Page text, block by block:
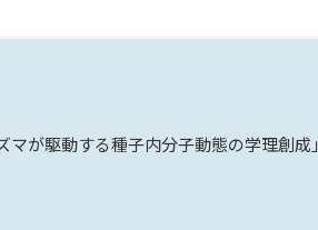
が駆動する種子内分子動態の学理創成」